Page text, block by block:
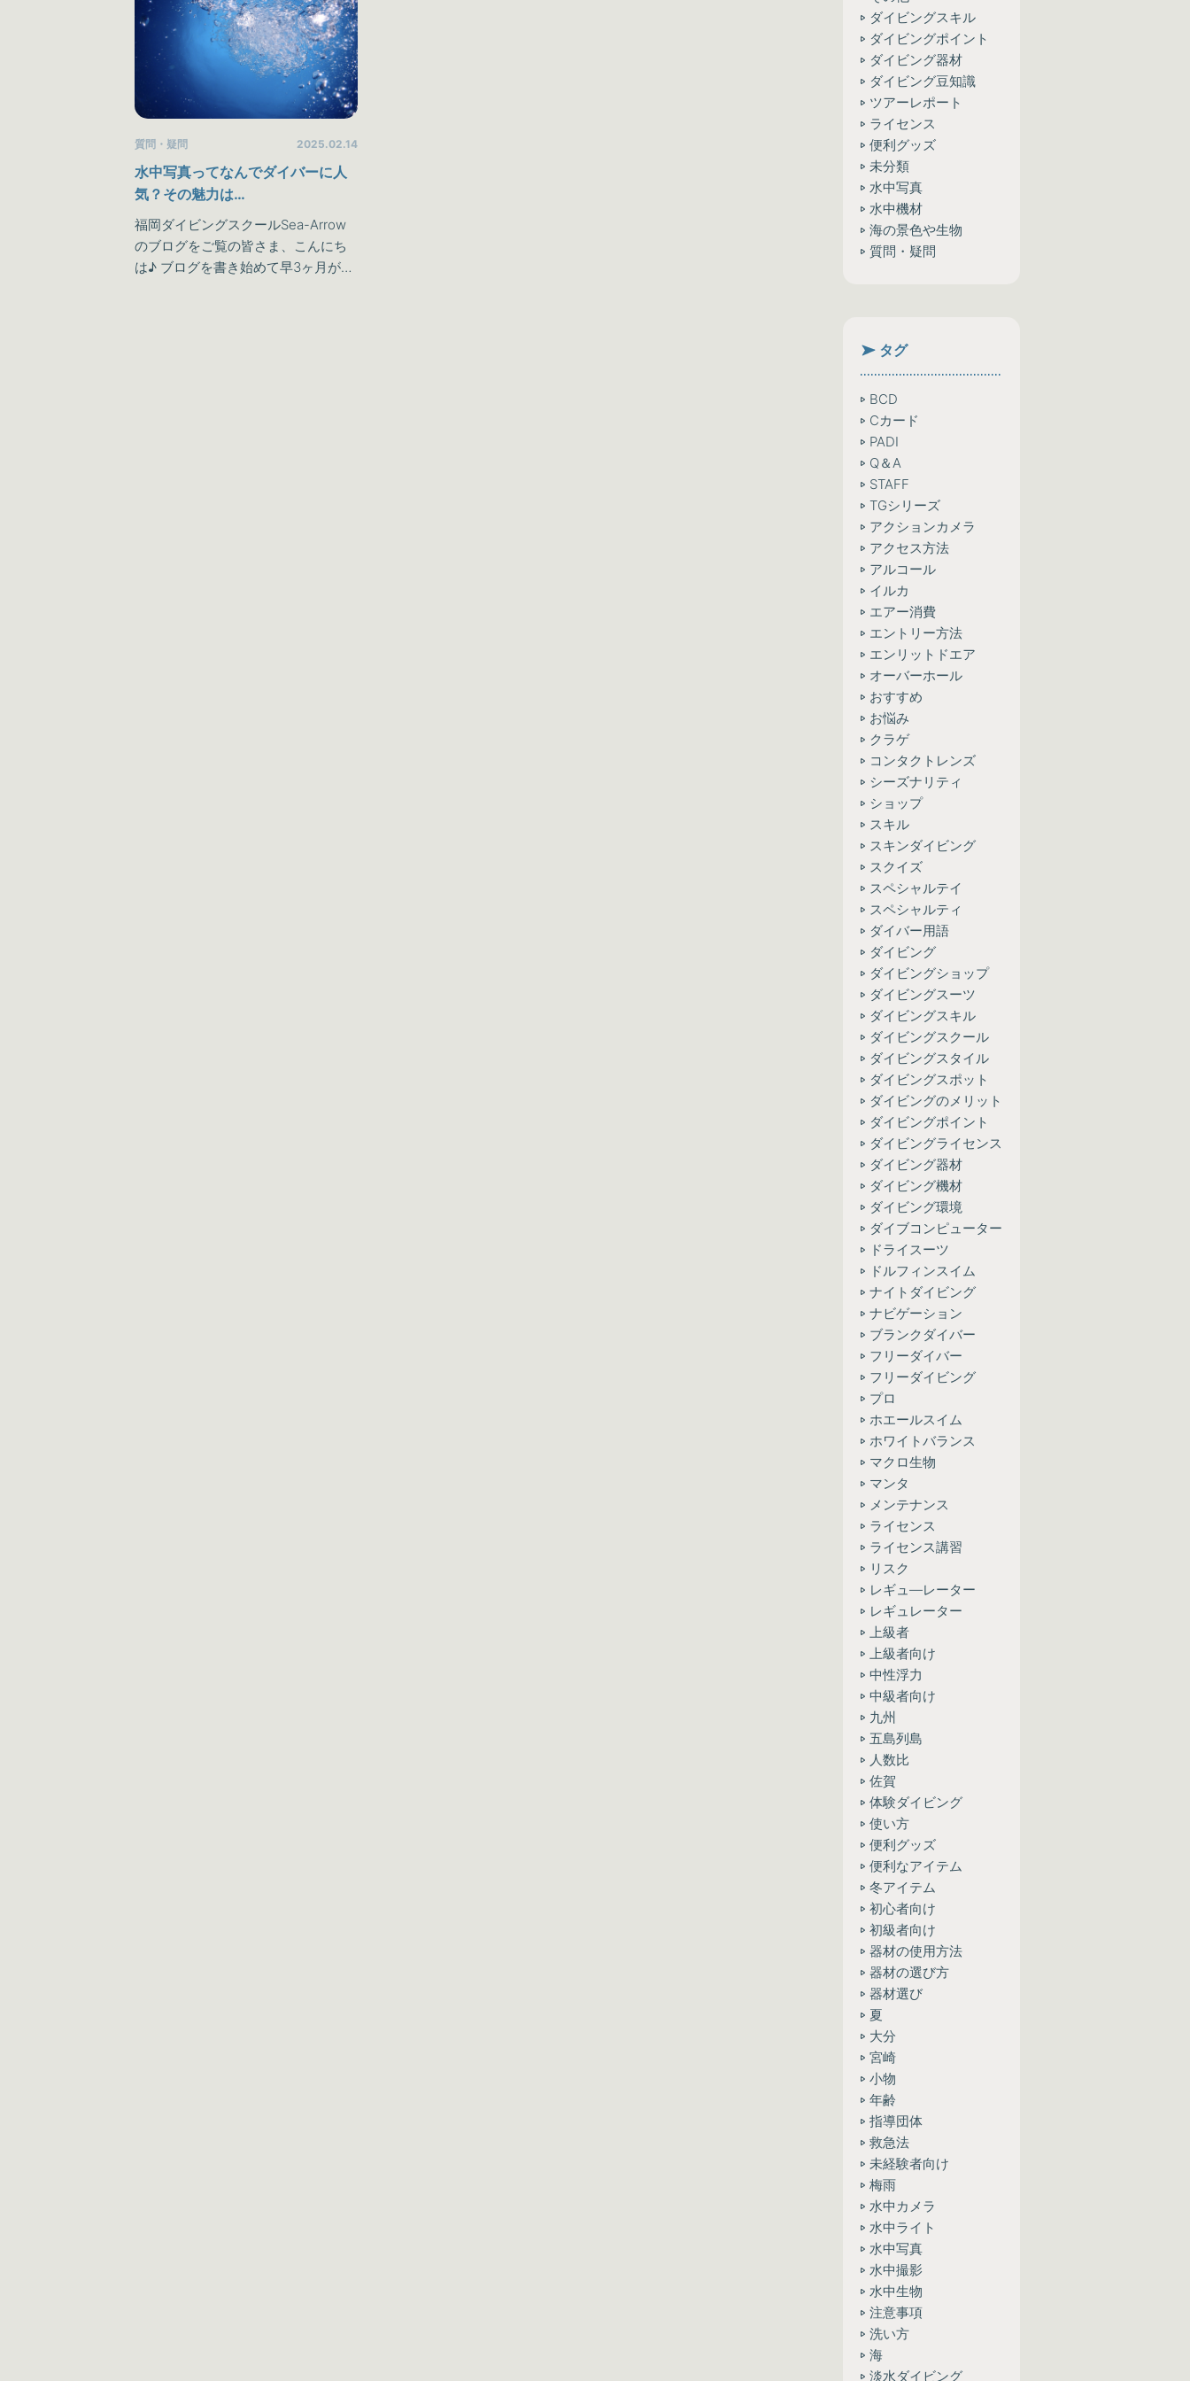
質問・疑問 2025.02.14
水中写真ってなんでダイバーに人
気？その魅力は…
福岡ダイビングスクールSea-Arrow
のブログをご覧の皆さま、こんにち
は♪ ブログを書き始めて早3ヶ月が経
ダイビングスキル
ダイビングポイント
ダイビング器材
ダイビング豆知識
ツアーレポート
ライセンス
便利グッズ
未分類
水中写真
水中機材
海の景色や生物
質問・疑問
タグ
BCD
Cカード
PADI
Q＆A
STAFF
TGシリーズ
アクションカメラ
アクセス方法
アルコール
イルカ
エアー消費
エントリー方法
エンリットドエア
オーバーホール
おすすめ
お悩み
クラゲ
コンタクトレンズ
シーズナリティ
ショップ
スキル
スキンダイビング
スクイズ
スペシャルテイ
スペシャルティ
ダイバー用語
ダイビング
ダイビングショップ
ダイビングスーツ
ダイビングスキル
ダイビングスクール
ダイビングスタイル
ダイビングスポット
ダイビングのメリット
ダイビングポイント
ダイビングライセンス
ダイビング器材
ダイビング機材
ダイビング環境
ダイブコンピューター
ドライスーツ
ドルフィンスイム
ナイトダイビング
ナビゲーション
ブランクダイバー
フリーダイバー
フリーダイビング
プロ
ホエールスイム
ホワイトバランス
マクロ生物
マンタ
メンテナンス
ライセンス
ライセンス講習
リスク
レギュ―レーター
レギュレーター
上級者
上級者向け
中性浮力
中級者向け
九州
五島列島
人数比
佐賀
体験ダイビング
使い方
便利グッズ
便利なアイテム
冬アイテム
初心者向け
初級者向け
器材の使用方法
器材の選び方
器材選び
夏
大分
宮崎
小物
年齢
指導団体
救急法
未経験者向け
梅雨
水中カメラ
水中ライト
水中写真
水中撮影
水中生物
注意事項
洗い方
海
淡水ダイビング